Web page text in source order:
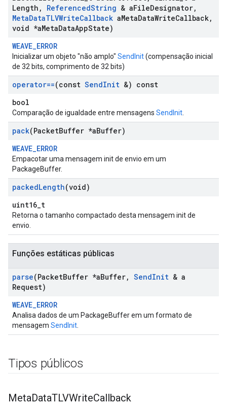
Length , ReferencedString & aFileDesignator,
MetaDataTLVWriteCallback aMetaDataWriteCallback,
void *aMetaDataAppState)
WEAVE_ERROR
Inicializar um objeto "não amplo" SendInit(compensação inicial
de 32 bits, comprimento de 32 bits)
operator==(const SendInit &) const
bool
Comparação de igualdade entre mensagens SendInit
pack(PacketBuffer *aBuffer)
WEAVE_ERROR
Empacotar uma mensagem init de envio em um
PackageBuffer.
packedLength(void)
uint16_t
Retorna o tamanho compactado desta mensagem init de
envio.
Funções estáticas públicas
parse(PacketBuffer *aBuffer, SendInit & a
Request)
WEAVE_ERROR
Analisa dados de um PackageBuffer em um formato de
mensagem SendInit
Tipos públicos
MetaDataTLVWriteCallback